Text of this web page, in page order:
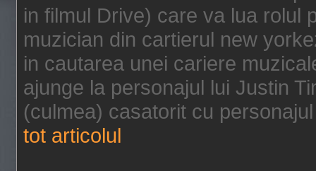
in filmul Drive) care va lua rolul
muzician din cartierul new
in cautarea unei cariere
ajunge la personajul lui Justin
(culmea) casatorit cu
tot articolul